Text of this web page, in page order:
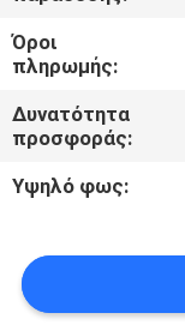
ΜΕ
ΖΗΤΉΣΤΕ
ΈΝΑ
SITEMAP
Όροι
πληρωμής:
Δυνατότητα
προσφοράς:
Υψηλό φως: